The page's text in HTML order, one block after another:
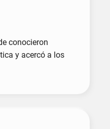
conocieron
y acercó a los